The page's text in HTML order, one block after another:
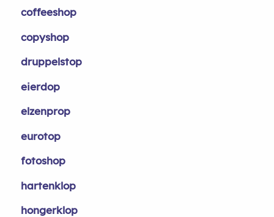
coffeeshop
copyshop
druppelstop
eierdop
elzenprop
eurotop
fotoshop
hartenklop
hongerklop